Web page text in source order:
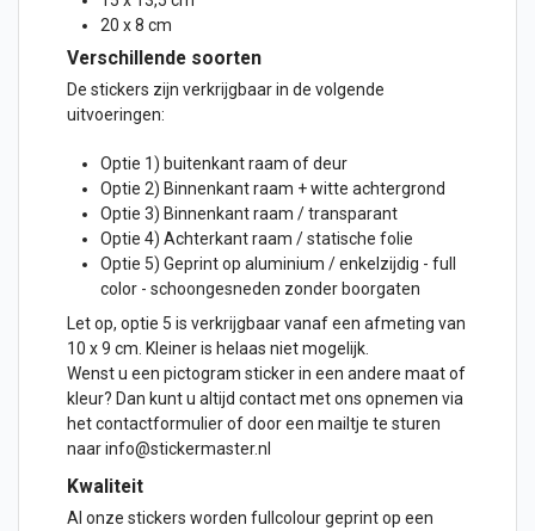
20 x 8 cm
Verschillende soorten
De stickers zijn verkrijgbaar in de volgende
uitvoeringen:
Optie 1) buitenkant raam ofdeur
Optie 2) Binnenkant raam + witte achtergrond
Optie 3) Binnenkant raam / transparant
Optie 4) Achterkant raam / statische folie
Optie 5) Geprint op aluminium / enkelzijdig - full
color - schoongesneden zonder boorgaten
Let op, optie 5 is verkrijgbaar vanaf een afmeting van
10 x 9 cm. Kleiner is helaas niet mogelijk.
Wenst u een pictogram sticker in een andere maat of
kleur? Dan kunt u altijd contact met ons opnemen via
het contactformulier of door een mailtje te sturen
naar info@stickermaster.nl
Kwaliteit
Al onze stickers worden fullcolour geprint op een